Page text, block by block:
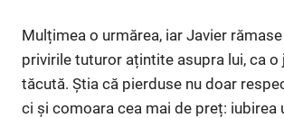
Mulțimea o urmărea, iar Javier
privirile tuturor ațintite asupra lui, ca o
tăcută. Știa că pierduse nu doar
ci și comoara cea mai de preț: iubirea